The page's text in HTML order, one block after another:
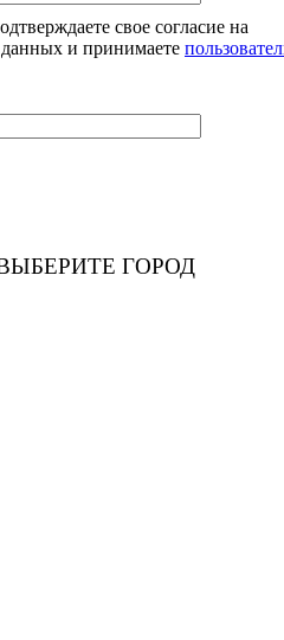
свое согласие на
и принимаете
ГОРОД